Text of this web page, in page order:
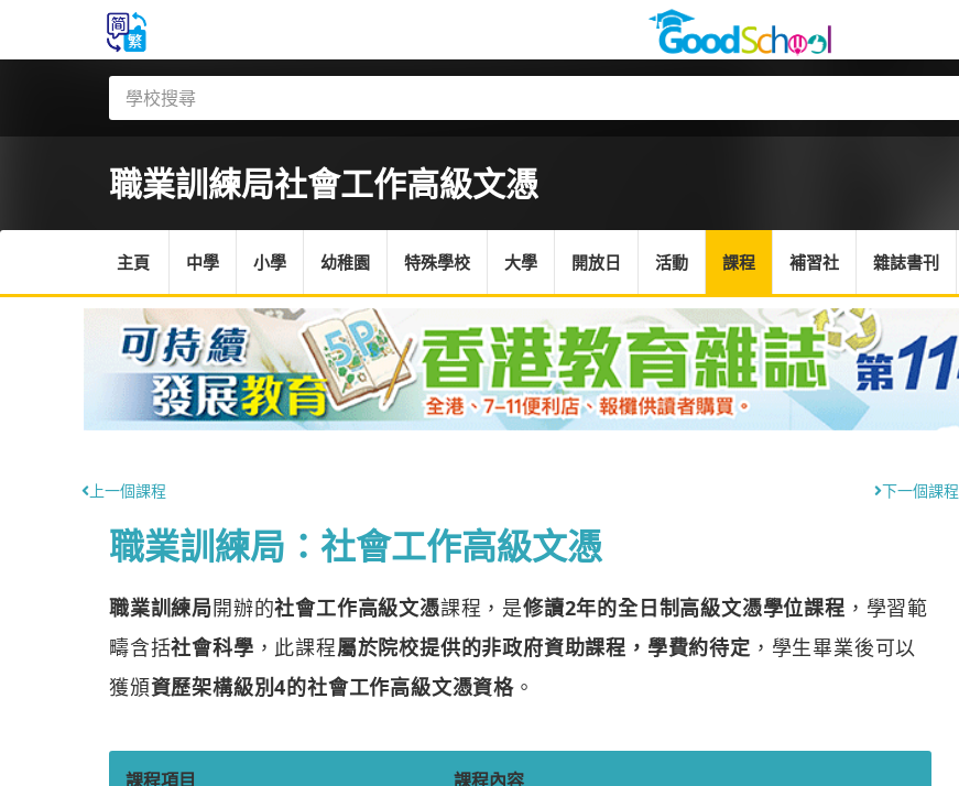
職業訓練局社會工作高級文憑
主頁 中學 小學 幼稚園 特殊學校 大學 開放日 活動 課程 補習社 雜誌書刊
上一個課程 下一個課程
職業訓練局：社會工作高級文憑
職業訓練局開辦的社會工作高級文憑課程，是修讀2年的全日制高級文憑學位課程 ，學習範
疇含括社會科學 ，此課程屬於院校提供的非政府資助課程，學費約待定 ，學生畢業後可以
獲頒資歷架構級別4的社會工作高級文憑資格 。
課程項目 課程內容